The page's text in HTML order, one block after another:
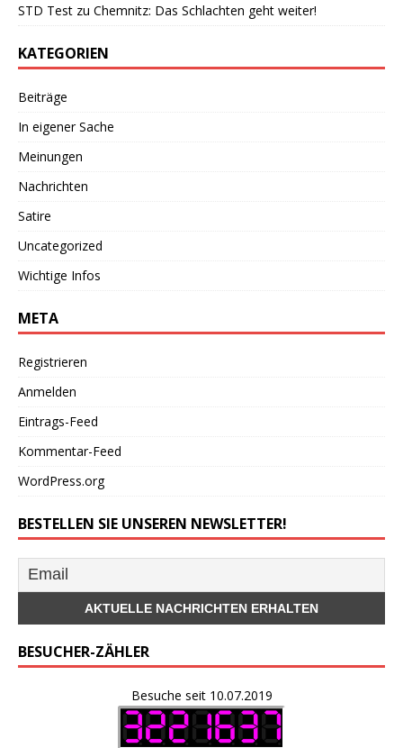
STD Test zu Chemnitz: Das Schlachten geht weiter!
KATEGORIEN
Beiträge
In eigener Sache
Meinungen
Nachrichten
Satire
Uncategorized
Wichtige Infos
META
Registrieren
Anmelden
Eintrags-Feed
Kommentar-Feed
WordPress.org
BESTELLEN SIE UNSEREN NEWSLETTER!
BESUCHER-ZÄHLER
Besuche seit 10.07.2019